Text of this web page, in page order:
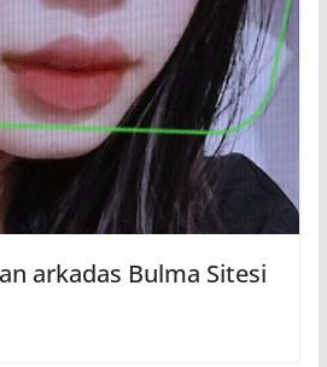
arkadas Bulma Sitesi